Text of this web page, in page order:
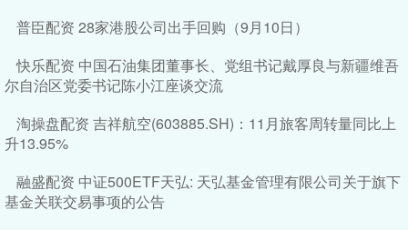
普臣配资 28家港股公司出手回购（9月10日）
快乐配资 中国石油集团董事长、党组书记戴厚良与新疆维吾
尔自治区党委书记陈小江座谈交流
淘操盘配资 吉祥航空(603885.SH)：11月旅客周转量同比上
升13.95%
融盛配资 中证500ETF天弘: 天弘基金管理有限公司关于旗下
基金关联交易事项的公告